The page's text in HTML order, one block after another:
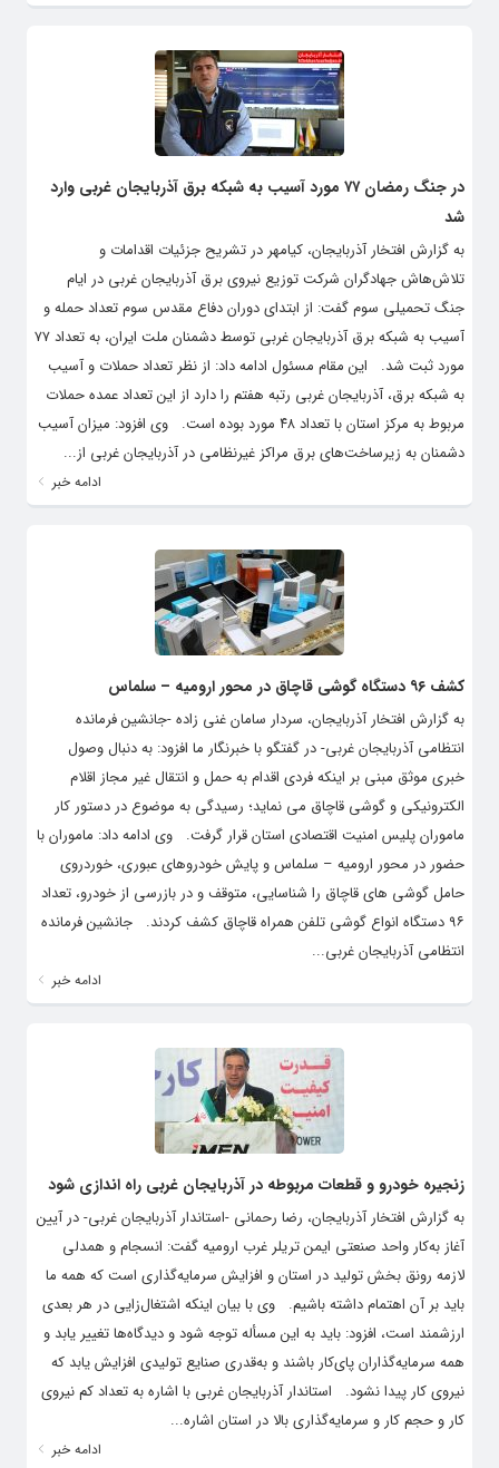
در جنگ رمضان ۷۷ مورد آسیب به شبکه برق آذربایجان غربی وارد
شد
به گزارش افتخار آذربایجان، کیامهر در تشریح جزئیات اقدامات و
تلاش‌هاش جهادگران شرکت توزیع نیروی برق آذربایجان غربی در ایام
جنگ تحمیلی سوم گفت: از ابتدای دوران دفاع مقدس سوم تعداد حمله و
آسیب به شبکه برق آذربایجان غربی توسط دشمنان ملت ایران، به تعداد ۷۷
مورد ثبت شد. این مقام مسئول ادامه داد: از نظر تعداد حملات و آسیب
به شبکه برق، آذربایجان غربی رتبه هفتم را دارد از این تعداد عمده حملات
مربوط به مرکز استان با تعداد ۴۸ مورد بوده است. وی افزود: میزان آسیب
دشمنان به زیرساخت‌های برق مراکز غیرنظامی در آذربایجان غربی از...
ادامه خبر
کشف ۹۶ دستگاه گوشی قاچاق در محور ارومیه – سلماس
به گزارش افتخار آذربایجان، سردار سامان غنی زاده -جانشین فرمانده
انتظامی آذربایجان غربی- در گفتگو با خبرنگار ما افزود: به دنبال وصول
خبری موثق مبنی بر اینکه فردی اقدام به حمل و انتقال غیر مجاز اقلام
الکترونیکی و گوشی قاچاق می نماید؛ رسیدگی به موضوع در دستور کار
ماموران پلیس امنیت اقتصادی استان قرار گرفت. وی ادامه داد: ماموران با
حضور در محور ارومیه – سلماس و پایش خودروهای عبوری، خوردروی
حامل گوشی های قاچاق را شناسایی، متوقف و در بازرسی از خودرو، تعداد
۹۶ دستگاه انواع گوشی تلفن همراه قاچاق کشف کردند. جانشین فرمانده
انتظامی آذربایجان غربی...
ادامه خبر
زنجیره خودرو و قطعات مربوطه در آذربایجان غربی راه اندازی شود
به گزارش افتخار آذربایجان، رضا رحمانی -استاندار آذربایجان غربی- در آیین
آغاز به‌کار واحد صنعتی ایمن تریلر غرب ارومیه گفت: انسجام و همدلی
لازمه رونق بخش تولید در استان و افزایش سرمایه‌گذاری است که همه ما
باید بر آن اهتمام داشته باشیم. وی با بیان اینکه اشتغال‌زایی در هر بعدی
ارزشمند است، افزود: باید به این مسأله توجه شود و دیدگاه‌ها تغییر یابد و
همه سرمایه‌گذاران پای‌کار باشند و به‌قدری صنایع تولیدی افزایش یابد که
نیروی کار پیدا نشود. استاندار آذربایجان غربی با اشاره به تعداد کم نیروی
کار و حجم کار و سرمایه‌گذاری بالا در استان اشاره...
ادامه خبر